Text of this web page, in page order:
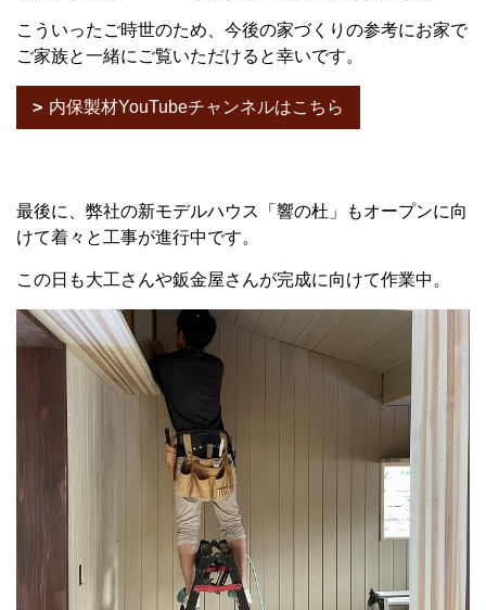
こういったご時世のため、今後の家づくりの参考にお家で
ご家族と一緒にご覧いただけると幸いです。
内保製材YouTubeチャンネルはこちら
最後に、弊社の新モデルハウス「響の杜」もオープンに向
けて着々と工事が進行中です。
この日も大工さんや鈑金屋さんが完成に向けて作業中。